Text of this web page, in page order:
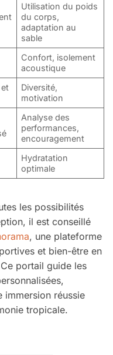
Utilisation du poids
du corps,
adaptation au
sable
Confort, isolement
acoustique
Diversité,
motivation
Analyse des
performances,
encouragement
Hydratation
optimale
les possibilités
il est conseillé
, une plateforme
et bien-être en
portail guide les
immersion réussie
tropicale.